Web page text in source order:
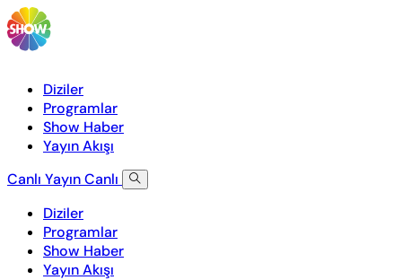
Diziler
Programlar
Show Haber
Yayın Akışı
Canlı YayınCanlı
Diziler
Programlar
Show Haber
Yayın Akışı